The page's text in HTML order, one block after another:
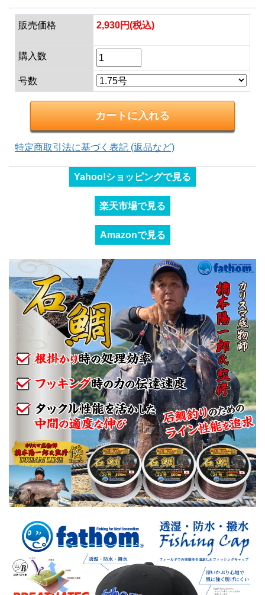
販売価格 2,930円(税込)
購入数
号数
特定商取引法に基づく表記 (返品など)
Yahoo!ショッピングで見る
楽天市場で見る
Amazonで見る